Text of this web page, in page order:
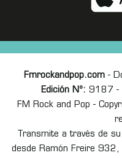
Fmrockandpop.com-
Edición Nº: 9187 -
FM Rock and Pop -
Transmite a través de
desde Ramón Freire 932,